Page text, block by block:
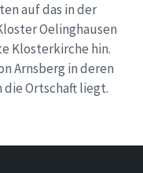
auf das in der
Oelinghausen
Klosterkirche hin.
Arnsberg in deren
Ortschaft liegt.